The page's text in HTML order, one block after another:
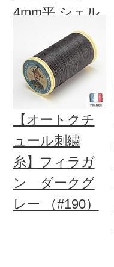
4mm平 シェル
ダークブラウ
ン【約500枚】
【オートクチ
ュール刺繍
糸】フィラガ
ン ダークグ
レー （#190）